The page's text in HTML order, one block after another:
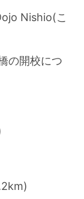
Nishio(こ
の開校につ